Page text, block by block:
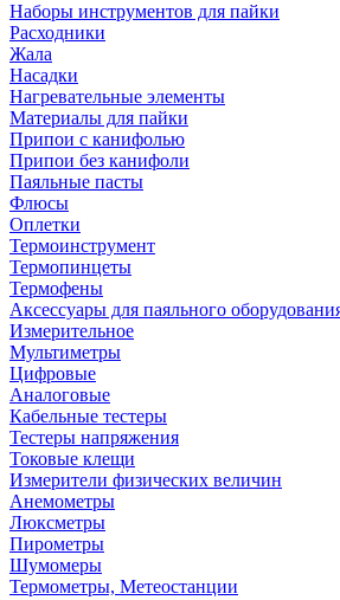
Наборы инструментов для пайки
Расходники
Жала
Насадки
Нагревательные элементы
Материалы для пайки
Припои с канифолью
Припои без канифоли
Паяльные пасты
Флюсы
Оплетки
Термоинструмент
Термопинцеты
Термофены
Аксессуары для паяльного
Измерительное
Мультиметры
Цифровые
Аналоговые
Кабельные тестеры
Тестеры напряжения
Токовые клещи
Измерители физических величин
Анемометры
Люксметры
Пирометры
Шумомеры
Термометры, Метеостанции